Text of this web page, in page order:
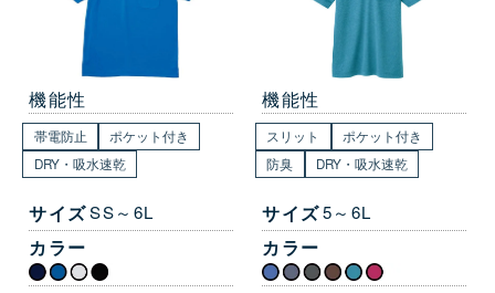
機能性
帯電防止
ポケット付き
DRY・吸水速乾
サイズSS～6L
カラー
機能性
スリット
ポケット付き
防臭
DRY・吸水速乾
サイズ5～6L
カラー